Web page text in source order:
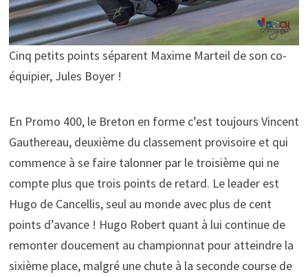
Cinq petits points séparent Maxime Marteil de son co-
équipier, Jules Boyer !
En Promo 400, le Breton en forme c’est toujours Vincent
Gauthereau, deuxième du classement provisoire et qui
commence à se faire talonner par le troisième qui ne
compte plus que trois points de retard. Le leader est
Hugo de Cancellis, seul au monde avec plus de cent
points d’avance ! Hugo Robert quant à lui continue de
remonter doucement au championnat pour atteindre la
sixième place, malgré une chute à la seconde course de